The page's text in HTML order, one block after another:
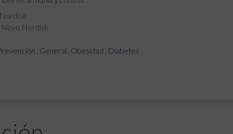
Novo Nordisk
General Obesidad
Diabetes